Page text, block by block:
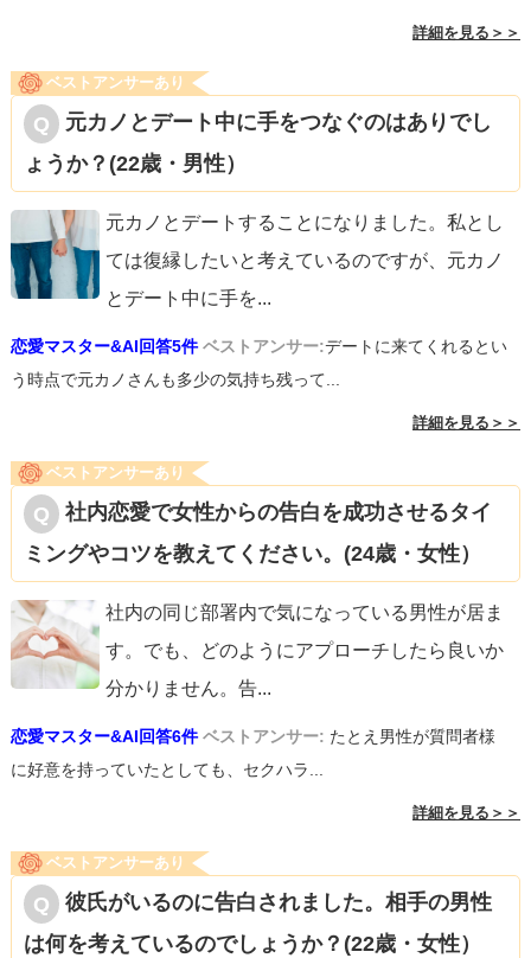
詳細を見る＞＞
ベストアンサーあり
元カノとデート中に手をつなぐのはありでし
ょうか？(22歳・男性）
元カノとデートすることになりました。私とし
ては復縁したいと考えているのですが、元カノ
とデート中に手を...
恋愛マスター&AI回答5件 ベストアンサー:デートに来てくれるとい
う時点で元カノさんも多少の気持ち残って...
詳細を見る＞＞
ベストアンサーあり
社内恋愛で女性からの告白を成功させるタイ
ミングやコツを教えてください。(24歳・女性）
社内の同じ部署内で気になっている男性が居ま
す。でも、どのようにアプローチしたら良いか
分かりません。告...
恋愛マスター&AI回答6件 ベストアンサー: たとえ男性が質問者様
に好意を持っていたとしても、セクハラ...
詳細を見る＞＞
ベストアンサーあり
彼氏がいるのに告白されました。相手の男性
は何を考えているのでしょうか？(22歳・女性）